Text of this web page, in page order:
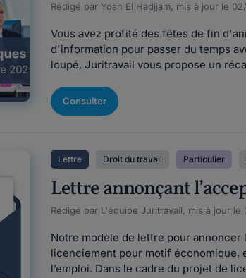
Rédigé par Yoan El Hadjjam, mis à jour le
Vous avez profité des fêtes de fin
d'information pour passer du temps
loupé, Juritravail vous propose un
Consulter
Lettre Droit du travail Particulier
Lettre annonçant
Rédigé par L'équipe Juritravail, mis à jour le
Notre modèle de lettre pour annoncer
licenciement pour motif économique,
l’emploi. Dans le cadre du projet de